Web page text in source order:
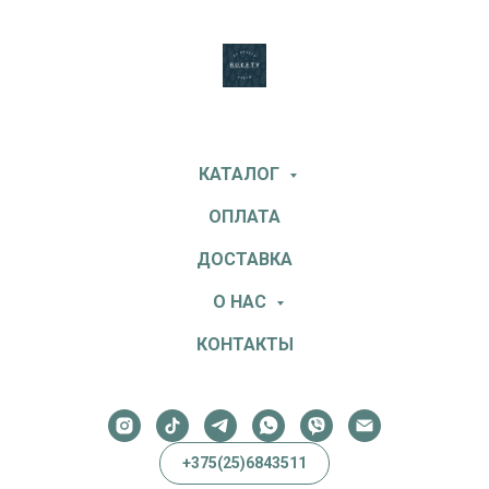
КАТАЛОГ
ОПЛАТА
ДОСТАВКА
О НАС
КОНТАКТЫ
+375(25)6843511